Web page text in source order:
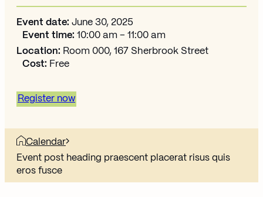
Event date: June 30, 2025
Event time: 10:00 am – 11:00 am
Location: Room 000, 167 Sherbrook Street
Cost: Free
Register now
Calendar
Event post heading praescent placerat risus quis
eros fusce